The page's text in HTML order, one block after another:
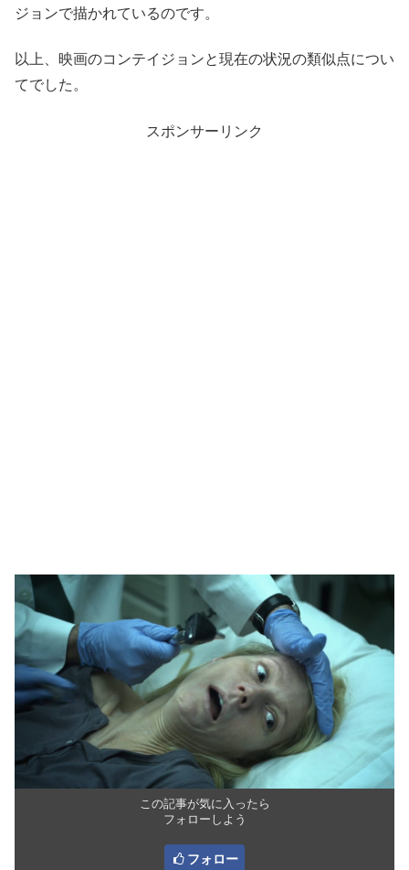
ジョンで描かれているのです。
以上、映画のコンテイジョンと現在の状況の類似点につい
てでした。
スポンサーリンク
この記事が気に入ったら
フォローしよう
フォロー